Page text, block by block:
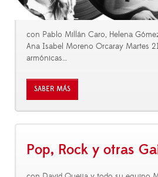
con Pablo Millán Caro, Helena
Ana Isabel Moreno Orcaray Martes
armónicas…
SABER MÁS
Pop, Rock y otras